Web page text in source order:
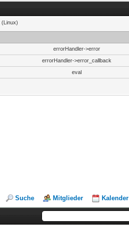
(Linux)
errorHandler->error
errorHandler->error_callback
eval
Suche Mitglieder Kalender